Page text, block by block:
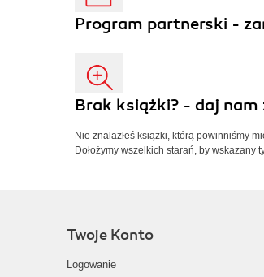
Program partnerski -
Brak książki? - daj nam
Nie znalazłeś książki, którą powinniśmy
Dołożymy wszelkich starań, by wskazany
Twoje Konto
Logowanie